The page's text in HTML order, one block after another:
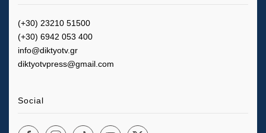
(+30) 23210 51500
(+30) 6942 053 400
info@diktyotv.gr
diktyotvpress@gmail.com
Social